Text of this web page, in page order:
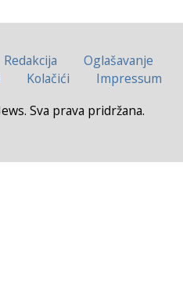
Redakcija
Oglašavanje
Kolačići
Impressum
Sva prava pridržana.